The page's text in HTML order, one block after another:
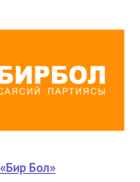
«Бир Бол»